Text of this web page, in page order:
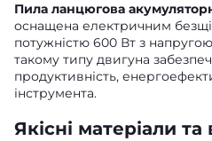
Пила ланцюгова
оснащена електричним
потужністю 600 Вт з
такому типу двигуна
продуктивність,
інструмента.
Якісні матеріали та